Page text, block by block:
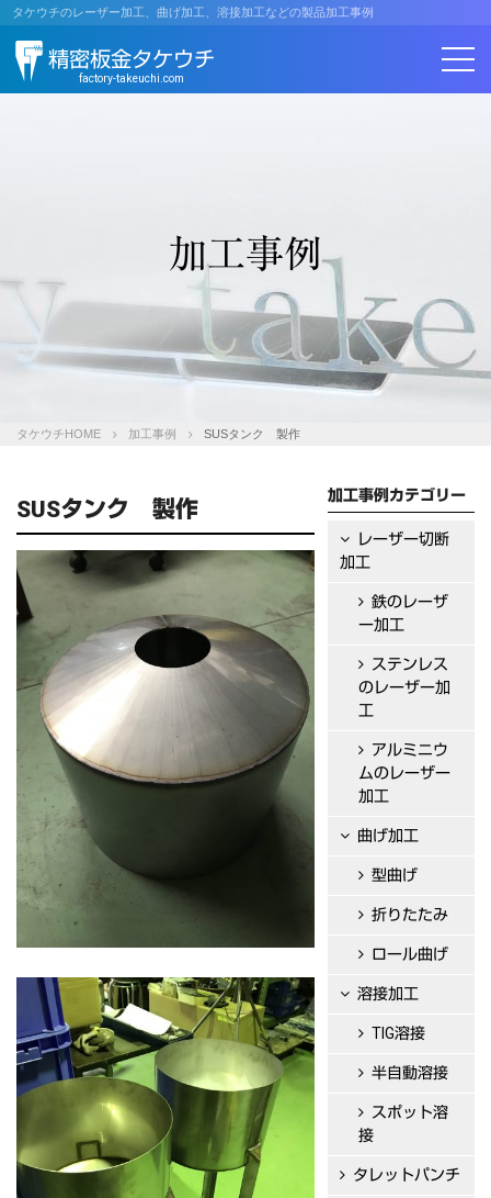
コタケウチのレーザー加工、曲げ加工、溶接加工などの製品加工事例
精密板金タケウチ
factory-takeuchi.com
加工事例
タケウチHOME 加工事例 SUSタンク 製作
SUSタンク 製作
加工事例カテゴリー
レーザー切断
加工
鉄のレーザ
ー加工
ステンレス
のレーザー加
工
アルミニウ
ムのレーザー
加工
曲げ加工
型曲げ
折りたたみ
ロール曲げ
溶接加工
TIG溶接
半自動溶接
スポット溶
接
タレットパンチ